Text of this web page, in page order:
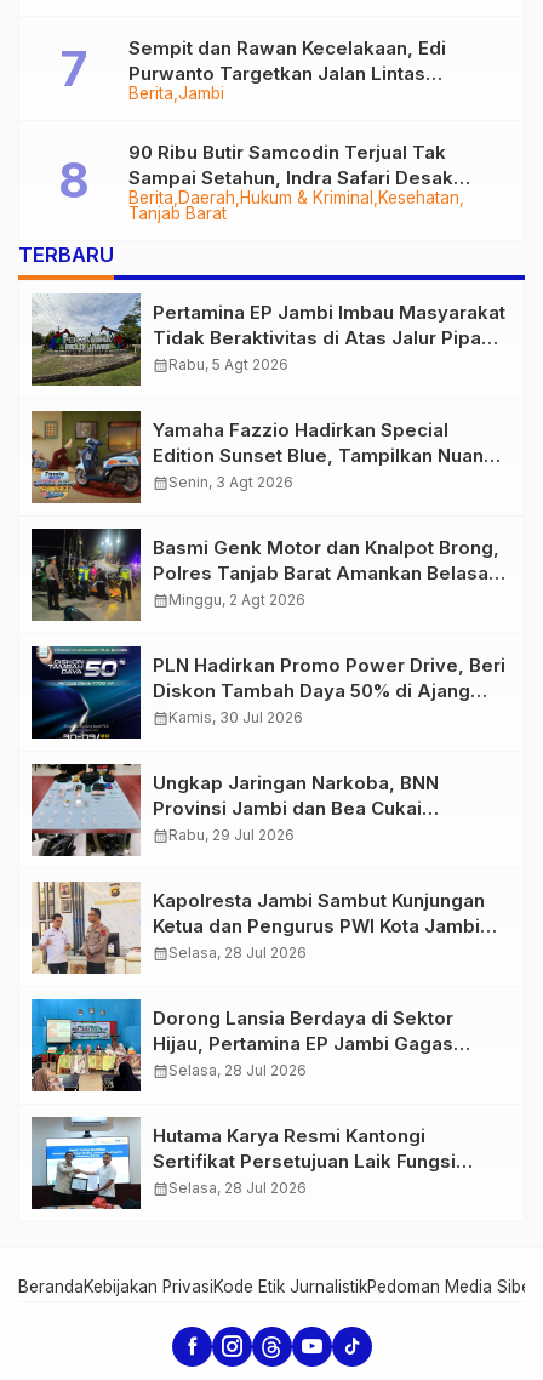
Berita Jambi
Sempit dan Rawan Kecelakaan, Edi
Purwanto Targetkan Jalan Lintas
Tungkal-Jambi Mulus di 2028
Berita Daerah Hukum & Kriminal
Kesehatan
Tanjab Barat
90 Ribu Butir Samcodin Terjual Tak
Sampai Setahun, Indra Safari Desak
Audit Menyeluruh
TERBARU
Pertamina EP Jambi Imbau Masyarakat
Tidak Beraktivitas di Atas Jalur Pipa
Migas Demi Keselamatan Bersama
calendar_monthRabu, 5 Agt 2026
Yamaha Fazzio Hadirkan Special
Edition Sunset Blue, Tampilkan Nuansa
Retro Summer yang Semakin Skena
calendar_monthSenin, 3 Agt 2026
Basmi Genk Motor dan Knalpot Brong,
Polres Tanjab Barat Amankan Belasan
Kendaraan
calendar_monthMinggu, 2 Agt 2026
PLN Hadirkan Promo Power Drive, Beri
Diskon Tambah Daya 50% di Ajang
GIIAS 2026
calendar_monthKamis, 30 Jul 2026
Ungkap Jaringan Narkoba, BNN
Provinsi Jambi dan Bea Cukai
Amankan Sembilan Pelaku beserta
calendar_monthRabu, 29 Jul 2026
Kapolresta Jambi Sambut Kunjungan
Ketua dan Pengurus PWI Kota Jambi
Perkuat Sinergi dan Kolaborasi
calendar_monthSelasa, 28 Jul 2026
Dorong Lansia Berdaya di Sektor
Hijau, Pertamina EP Jambi Gagas
Lansiapreneur Batik Eco-Print
calendar_monthSelasa, 28 Jul 2026
Hutama Karya Resmi Kantongi
Sertifikat Persetujuan Laik Fungsi
Struktur Jembatan Musi V Tol
calendar_monthSelasa, 28 Jul 2026
BerandaKebijakan PrivasiKode Etik JurnalistikPedoman Media Siber